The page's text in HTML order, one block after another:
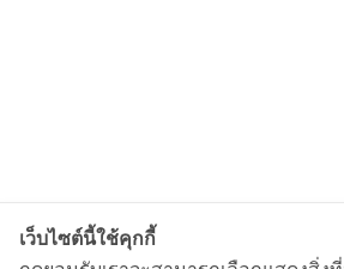
เว็บไซต์นี้ใช้คุกกี้